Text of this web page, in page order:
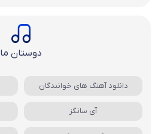
دوستان ما
دانلود آهنگ های خوانندگان
آی سانگز